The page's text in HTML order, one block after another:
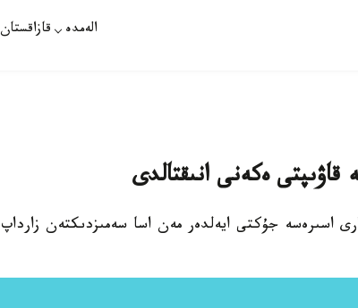
الەمدە قازاقستان
ەكەنى انىقتالدى
اسىرەسە جۇكتى ايەلدەر مەن اسا سەمىزدىكتەن زارداپ